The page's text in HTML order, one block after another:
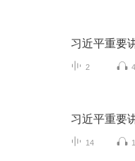
习近平重要
2
习近平重要
14